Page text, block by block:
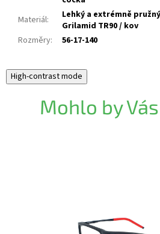
Materiál:
Lehký a extrémně pružný
Grilamid TR90 / kov
Rozměry: 56-17-140
High-contrast mode
Mohlo by